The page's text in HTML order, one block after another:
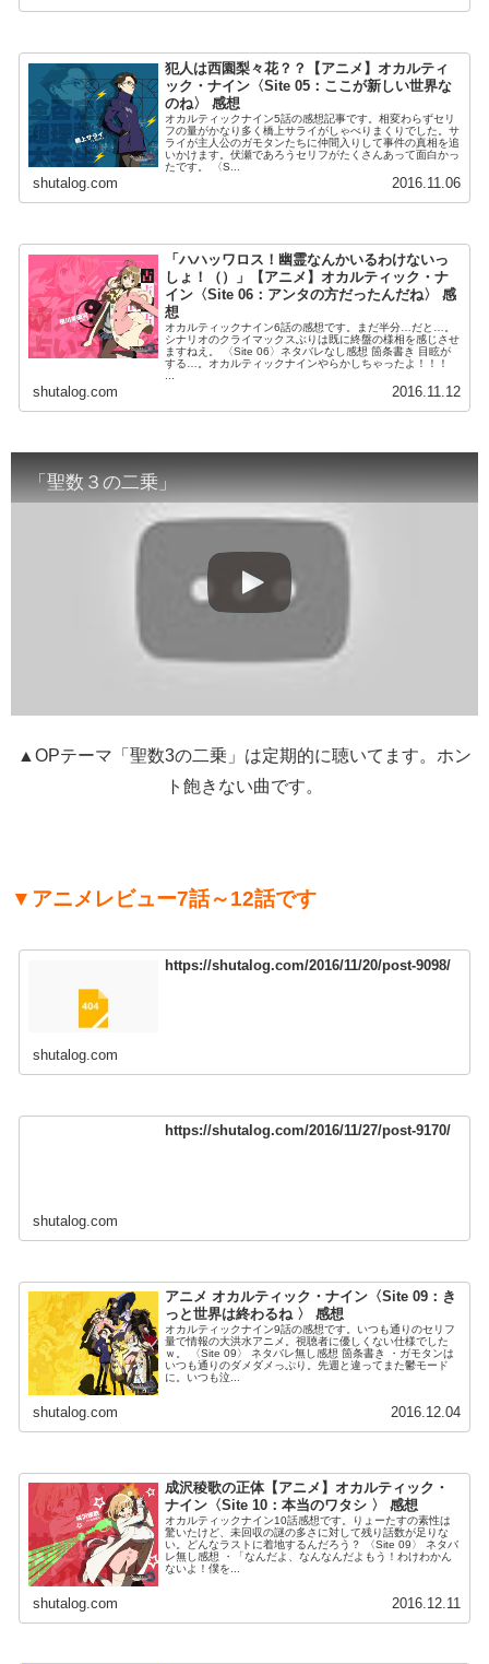
犯人は西園梨々花？？【アニメ】オカルティ
ック・ナイン〈Site 05：ここが新しい世界な
のね〉 感想
オカルティックナイン5話の感想記事です。相変わらずセリ
フの量がかなり多く橋上サライがしゃべりまくりでした。サ
ライが主人公のガモタンたちに仲間入りして事件の真相を追
いかけます。伏瀬であろうセリフがたくさんあって面白かっ
たです。 〈S...
shutalog.com 2016.11.06
「ハハッワロス！幽霊なんかいるわけないっ
しょ！（）」【アニメ】オカルティック・ナ
イン〈Site 06：アンタの方だったんだね〉 感
想
オカルティックナイン6話の感想です。まだ半分…だと…。
シナリオのクライマックスぶりは既に終盤の様相を感じさせ
ますねえ。 〈Site 06〉ネタバレなし感想 箇条書き 目眩が
する…。オカルティックナインやらかしちゃったよ！！！
shutalog.com 2016.11.12
「聖数３の二乗」
▲OPテーマ「聖数3の二乗」は定期的に聴いてます。ホン
ト飽きない曲です。
▼アニメレビュー7話～12話です
https://shutalog.com/2016/11/20/post-9098/
shutalog.com
https://shutalog.com/2016/11/27/post-9170/
shutalog.com
アニメ オカルティック・ナイン〈Site 09：き
っと世界は終わるね 〉 感想
オカルティックナイン9話の感想です。いつも通りのセリフ
量で情報の大洪水アニメ。視聴者に優しくない仕様でした
ｗ。 〈Site 09〉 ネタバレ無し感想 箇条書き ・ガモタンは
いつも通りのダメダメっぷり。先週と違ってまた鬱モード
に。いつも泣...
shutalog.com 2016.12.04
成沢稜歌の正体【アニメ】オカルティック・
ナイン〈Site 10：本当のワタシ 〉 感想
オカルティックナイン10話感想です。りょーたすの素性は
驚いたけど、未回収の謎の多さに対して残り話数が足りな
い。どんなラストに着地するんだろう？ 〈Site 09〉 ネタバ
レ無し感想 ・「なんだよ、なんなんだよもう！わけわかん
ないよ！僕を...
shutalog.com 2016.12.11